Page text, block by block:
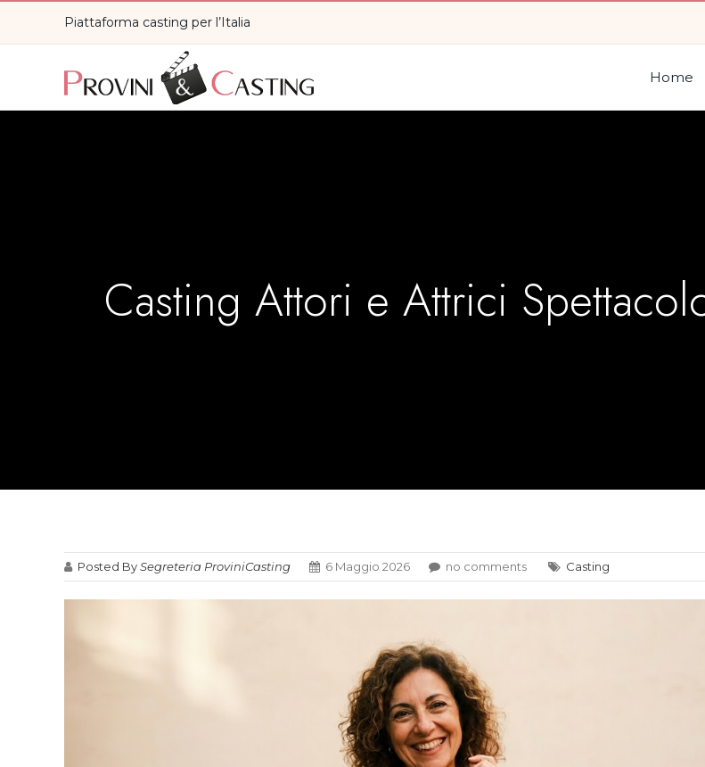
Piattaforma casting per l’Italia
Home
Casting Attori e Attrici
Posted BySegreteria ProviniCasting 6 Maggio 2026 no comments Casting